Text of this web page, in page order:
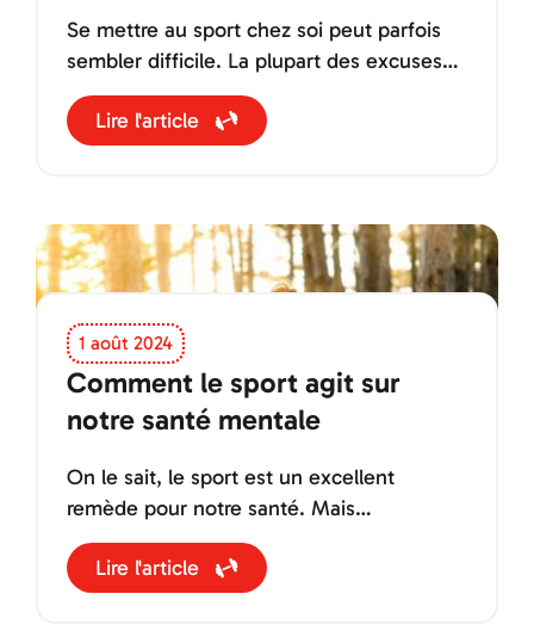
Se mettre au sport chez soi peut parfois
sembler difficile. La plupart des excuses
que vous vous donnerez seront :
Lire l'article
1 août 2024
Comment le sport agit sur
notre santé mentale
On le sait, le sport est un excellent
remède pour notre santé. Mais
connaissez-vous vraiment l’impact et les
bénéfices qu’il peut avoir directement sur
notre cerveau ?
Lire l'article